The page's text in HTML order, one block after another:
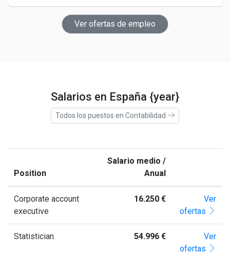
Ver ofertas de empleo
Salarios en España {year}
Todos los puestos en Contabilidad
Position
Salario medio /
Anual
Corporate account
executive
16.250 €
Ver
ofertas
Statistician 54.996 €
Ver
ofertas